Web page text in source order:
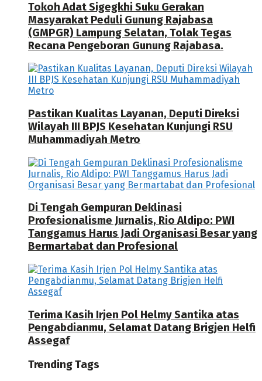
Tokoh Adat Sigegkhi Suku Gerakan
Masyarakat Peduli Gunung Rajabasa
(GMPGR) Lampung Selatan, Tolak Tegas
Recana Pengeboran Gunung Rajabasa.
Pastikan Kualitas Layanan, Deputi Direksi
Wilayah III BPJS Kesehatan Kunjungi RSU
Muhammadiyah Metro
Di Tengah Gempuran Deklinasi
Profesionalisme Jurnalis, Rio Aldipo: PWI
Tanggamus Harus Jadi Organisasi Besar yang
Bermartabat dan Profesional
Terima Kasih Irjen Pol Helmy Santika atas
Pengabdianmu, Selamat Datang Brigjen Helfi
Assegaf
Trending Tags